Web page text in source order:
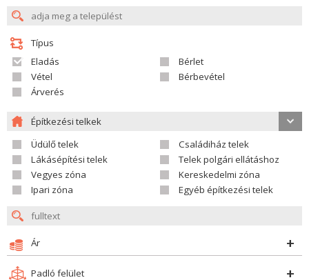
Típus
Eladás
Bérlet
Vétel
Bérbevétel
Árverés
Építkezési telkek
Üdülő telek
Családiház telek
Lákásépítési telek
Telek polgári ellátáshoz
Vegyes zóna
Kereskedelmi zóna
Ipari zóna
Egyéb építkezési telek
Ár
Padló felület